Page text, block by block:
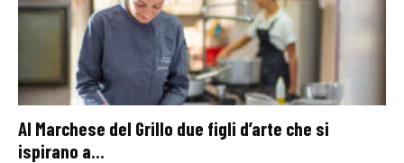
Al Marchese del Grillo due figli d’arte che si
ispirano a...